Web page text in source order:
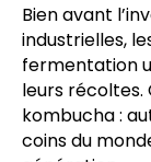
Bien avant
industrielles,
fermentation
leurs récoltes.
kombucha :
coins du